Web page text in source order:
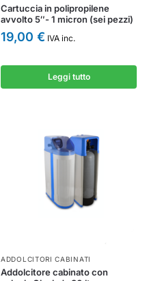
Cartuccia in polipropilene
avvolto 5″- 1 micron (sei pezzi)
19,00 € IVA inc.
Leggi tutto
ADDOLCITORI CABINATI
Addolcitore cabinato con